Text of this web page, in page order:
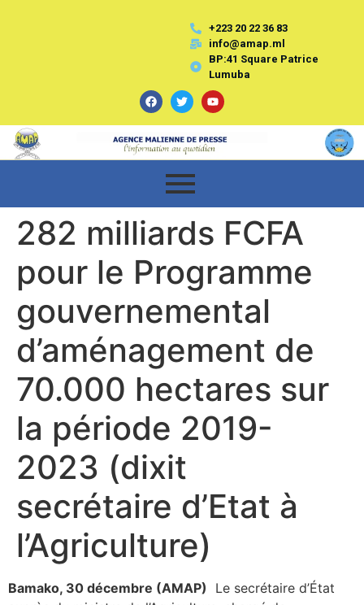
+223 20 22 36 83
info@amap.ml
BP:41 Square Patrice
Lumuba
282 milliards FCFA
pour le Programme
gouvernemental
d’aménagement de
70.000 hectares sur
la période 2019-
2023 (dixit
secrétaire d’Etat à
l’Agriculture)
Bamako, 30 décembre (AMAP) Le secrétaire d’État